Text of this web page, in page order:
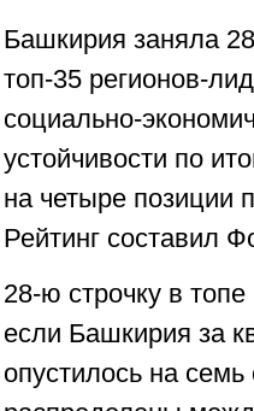
Башкирия заняла
топ-35 регионов-
социально-
устойчивости по
на четыре позиции
Рейтинг составил
28-ю строчку в
если Башкирия за
опустилось на семь